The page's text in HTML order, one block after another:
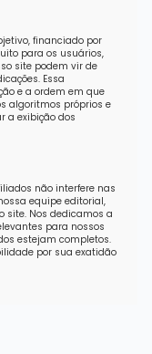
financiado por
para os usuários,
site podem vir de
Essa
e a ordem em que
algoritmos próprios e
a exibição dos
não interfere nas
equipe editorial,
site. Nos dedicamos a
para nossos
estejam completos.
por sua exatidão